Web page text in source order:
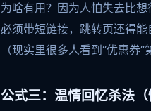
为啥有用？因为人怕失去比想
必须带短链接，跳转页还得
（现实里很多人看到“优惠券
公式三：温情回忆杀法（